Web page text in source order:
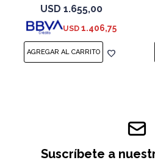
Rtx5050
USD 1.655,00
USD 1.406,75
Suscríbete a